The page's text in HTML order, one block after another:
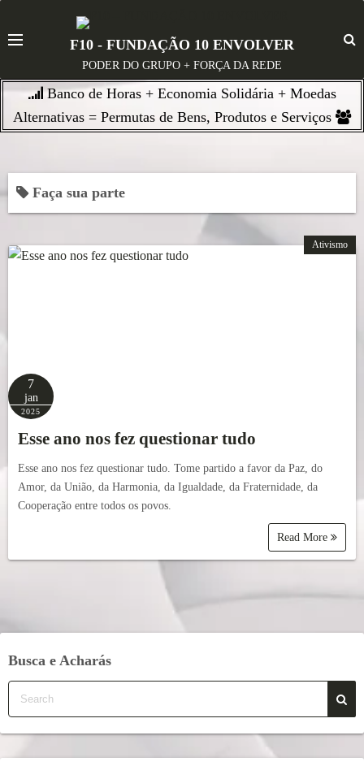
t
c
t
F10 - FUNDAÇÃO 10 ENVOLVER
PODER DO GRUPO + FORÇA DA REDE
Banco de Horas + Economia Solidária + Moedas
Alternativas = Permutas de Bens, Produtos e Serviços
Faça sua parte
Ativismo
7
jan
2025
Esse ano nos fez questionar tudo
Esse ano nos fez questionar tudo. Tome partido a favor da Paz, do
Amor, da União, da Harmonia, da Igualdade, da Fraternidade, da
Cooperação entre todos os povos.
Read More
Busca e Acharás